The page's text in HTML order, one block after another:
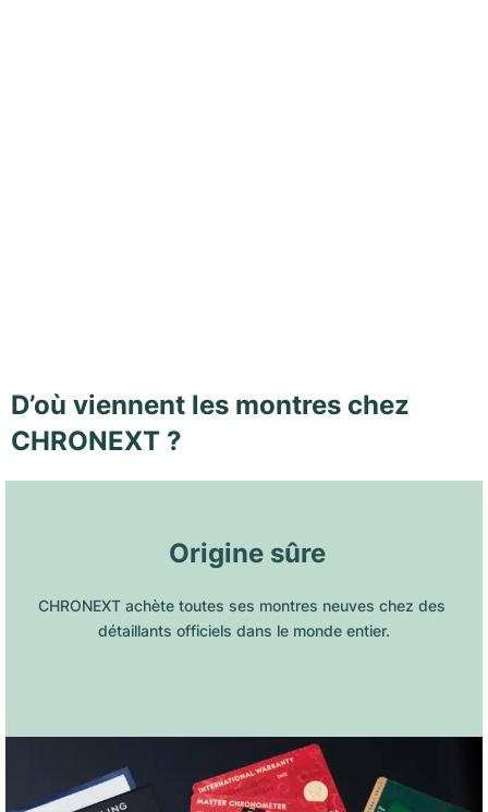
D’où viennent les montres chez
CHRONEXT ?
Origine sûre
CHRONEXT achète toutes ses montres neuves chez des
détaillants officiels dans le monde entier.